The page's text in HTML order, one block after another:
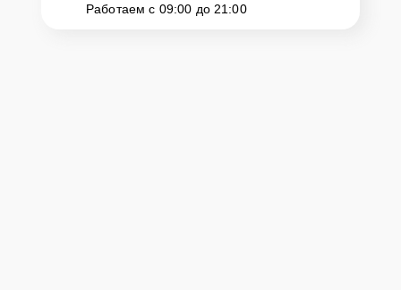
Работаем с 09:00 до 21:00